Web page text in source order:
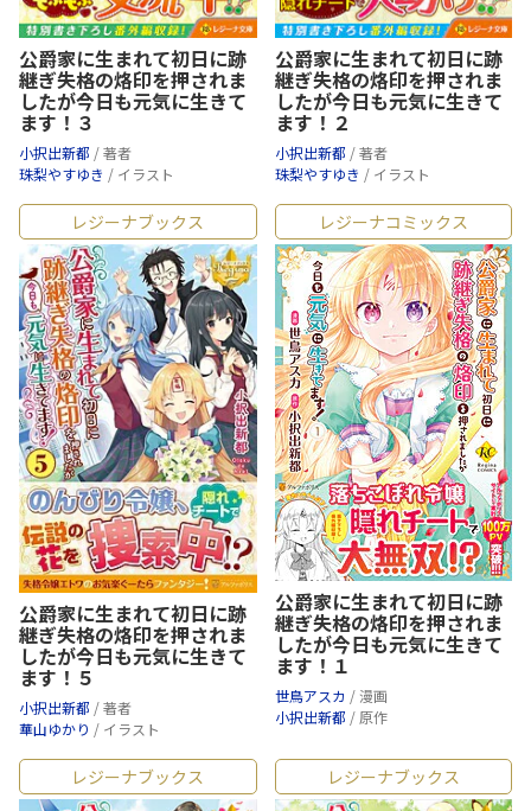
公爵家に生まれて初日に跡
継ぎ失格の烙印を押されま
したが今日も元気に生きて
ます！３
小択出新都 / 著者
珠梨やすゆき / イラスト
公爵家に生まれて初日に跡
継ぎ失格の烙印を押されま
したが今日も元気に生きて
ます！２
小択出新都 / 著者
珠梨やすゆき / イラスト
レジーナブックス
公爵家に生まれて初日に跡
継ぎ失格の烙印を押されま
したが今日も元気に生きて
ます！５
小択出新都 / 著者
華山ゆかり / イラスト
レジーナコミックス
公爵家に生まれて初日に跡
継ぎ失格の烙印を押されま
したが今日も元気に生きて
ます！１
世鳥アスカ / 漫画
小択出新都 / 原作
レジーナブックス レジーナブックス